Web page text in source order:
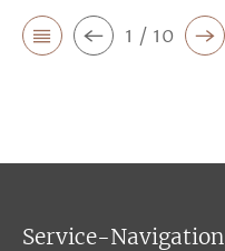
1 / 10
Service-Navigation